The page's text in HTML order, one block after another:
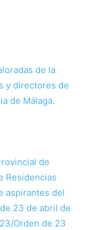
de la
y directores de
de Málaga.
ovincial de
Residencias
aspirantes del
23 de abril de
Orden de 23